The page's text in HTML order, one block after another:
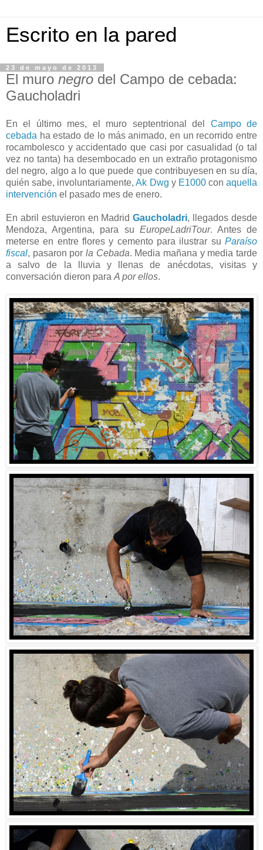
Escrito en la pared
23 de mayo de 2013
El muro negro del Campo de cebada:
Gaucholadri
En el último mes, el muro septentrional del Campo de
cebada ha estado de lo más animado, en un recorrido entre
rocambolesco y accidentado que casi por casualidad (o tal
vez no tanta) ha desembocado en un extraño protagonismo
del negro, algo a lo que puede que contribuyesen en su día,
quién sabe, involuntariamente,Ak Dwg y E1000con aquella
intervención el pasado mes de enero.
En abril estuvieron en MadridGaucholadri, llegados desde
Mendoza, Argentina, para su EuropeLadriTour. Antes de
meterse en entre flores y cemento para ilustrar su Paraíso
fiscal, pasaron por la Cebada. Media mañana y media tarde
a salvo de la lluvia y llenas de anécdotas, visitas y
conversación dieron para A por ellos.